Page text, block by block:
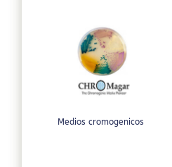
Medios cromogenicos